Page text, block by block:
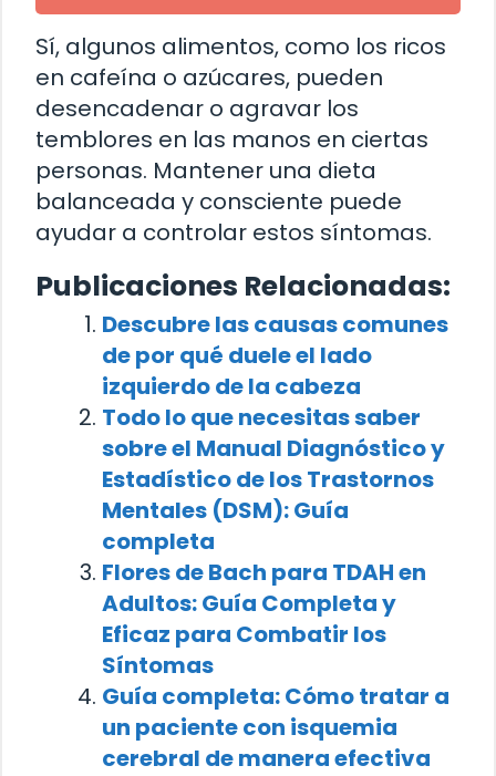
Sí, algunos alimentos, como los ricos
en cafeína o azúcares, pueden
desencadenar o agravar los
temblores en las manos en ciertas
personas. Mantener una dieta
balanceada y consciente puede
ayudar a controlar estos síntomas.
Publicaciones Relacionadas:
Descubre las causas comunes
de por qué duele el lado
izquierdo de la cabeza
Todo lo que necesitas saber
sobre el Manual Diagnóstico y
Estadístico de los Trastornos
Mentales (DSM): Guía
completa
Flores de Bach para TDAH en
Adultos: Guía Completa y
Eficaz para Combatir los
Síntomas
Guía completa: Cómo tratar a
un paciente con isquemia
cerebral de manera efectiva